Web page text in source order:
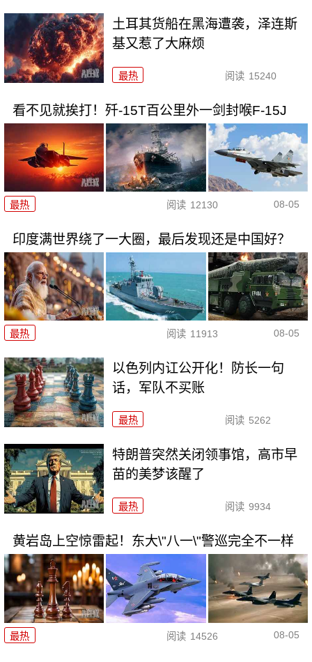
土耳其货船在黑海遭袭，泽连斯
基又惹了大麻烦
最热 阅读 15240
看不见就挨打！歼-15T百公里外一剑封喉F-15J
最热 阅读 12130 08-05
印度满世界绕了一大圈，最后发现还是中国好？
最热 阅读 11913 08-05
以色列内讧公开化！防长一句
话，军队不买账
最热 阅读 5262
特朗普突然关闭领事馆，高市早
苗的美梦该醒了
最热 阅读 9934
黄岩岛上空惊雷起！东大\"八一\"警巡完全不一样
最热 阅读 14526 08-05